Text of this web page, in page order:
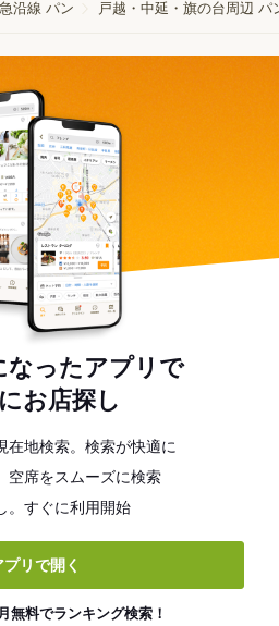
沿線 パン 戸越・中延・旗の台周辺 パ
なったアプリで
お店探し
在地検索。検索が快適に
空席をスムーズに検索
。すぐに利用開始
プリで開く
無料でランキング検索！